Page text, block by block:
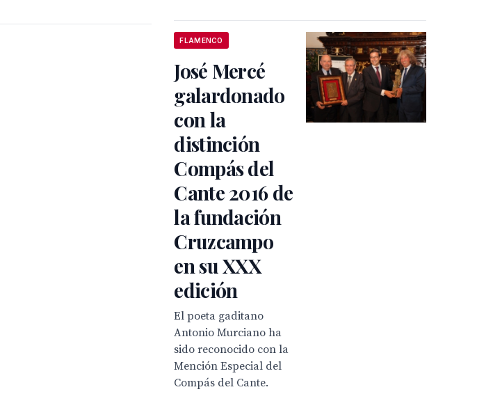
FLAMENCO
José Mercé
galardonado
con la
distinción
Compás del
Cante 2016 de
la fundación
Cruzcampo
en su XXX
edición
El poeta gaditano
Antonio Murciano ha
sido reconocido con la
Mención Especial del
Compás del Cante.